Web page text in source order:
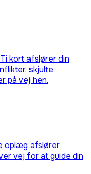
kort afslører din
skjulte
på vej hen.
oplæg afslører
vej for at guide din